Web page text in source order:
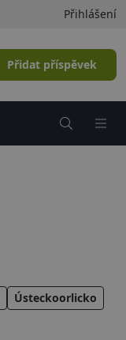
Přihlášení
Přidat příspěvek
Ústeckoorlicko